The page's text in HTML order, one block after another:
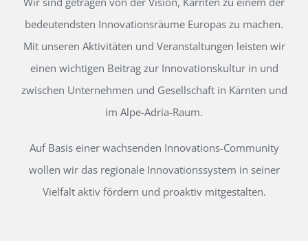
bedeutendsten Innovationsräume Europas zu machen.
Mit unseren Aktivitäten und Veranstaltungen leisten wir
einen wichtigen Beitrag zur Innovationskultur in und
zwischen Unternehmen und Gesellschaft in Kärnten und
im Alpe-Adria-Raum.
Auf Basis einer wachsenden Innovations-Community
wollen wir das regionale Innovationssystem in seiner
Vielfalt aktiv fördern und proaktiv mitgestalten.